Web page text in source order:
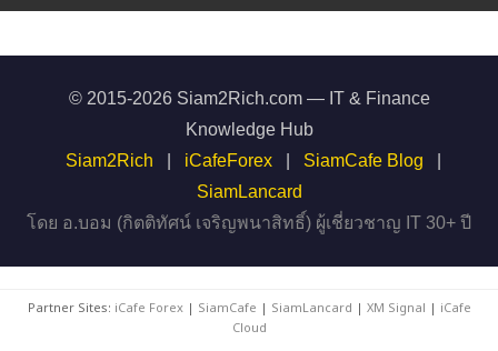
© 2015-2026 Siam2Rich.com — IT & Finance
Knowledge Hub
Siam2Rich
iCafeForex SiamCafe Blog
SiamLancard
โดย อ.บอม (กิตติทัศน์ เจริญพนาสิทธิ์) ผู้เชี่ยวชาญ IT 30+ ปี
Partner Sites: iCafe Forex| SiamCafe | SiamLancard | XM Signal | iCafe
Cloud